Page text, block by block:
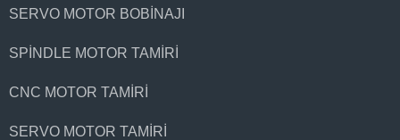
SERVO MOTOR BOBINAJI
SPINDLE MOTOR TAMIRI
CNC MOTOR TAMIRI
SERVO MOTOR TAMIRI